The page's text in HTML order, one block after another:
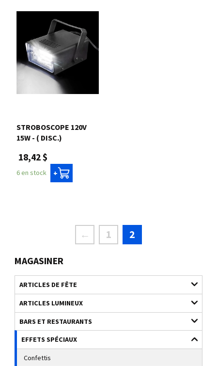
MAGASINER
ARTICLES DE FÊTE
ARTICLES LUMINEUX
BARS ET RESTAURANTS
EFFETS SPÉCIAUX
Confettis
STROBOSCOPE 120V
15W - ( DISC.)
18,42 $
6 en stock +
← 1 2